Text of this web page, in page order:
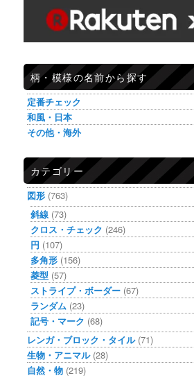
柄・模様の名前から探す
定番チェック
和風・日本
その他・海外
カテゴリー
図形 (763)
斜線 (73)
クロス・チェック (246)
円 (107)
多角形 (156)
菱型 (57)
ストライプ・ボーダー (67)
ランダム (23)
記号・マーク (68)
レンガ・ブロック・タイル(71)
生物・アニマル(28)
自然・物 (219)